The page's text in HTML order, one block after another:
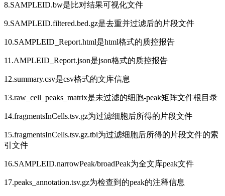
8.SAMPLEID.bw是比对结果可视化文件
9.SAMPLEID.filtered.bed.gz是去重并过滤后的片段文件
10.SAMPLEID_Report.html是html格式的质控报告
11.AMPLEID_Report.json是json格式的质控报告
12.summary.csv是csv格式的文库信息
13.raw_cell_peaks_matrix是未过滤的细胞-peak矩阵文件根目录
14.fragmentsInCells.tsv.gz为过滤细胞后所得的片段文件
15.fragmentsInCells.tsv.gz.tbi为过滤细胞后所得的片段文件的索
引文件
16.SAMPLEID.narrowPeak/broadPeak为全文库peak文件
17.peaks_annotation.tsv.gz为检查到的peak的注释信息